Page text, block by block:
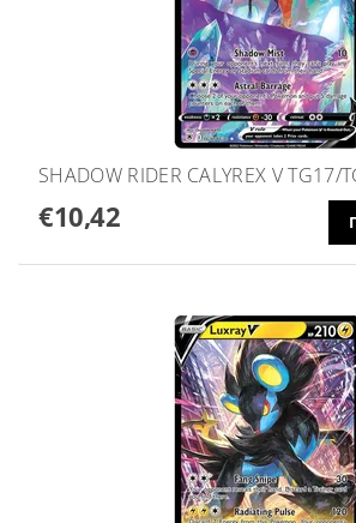
SHADOW RIDER CALYREX V TG17/
€10,42